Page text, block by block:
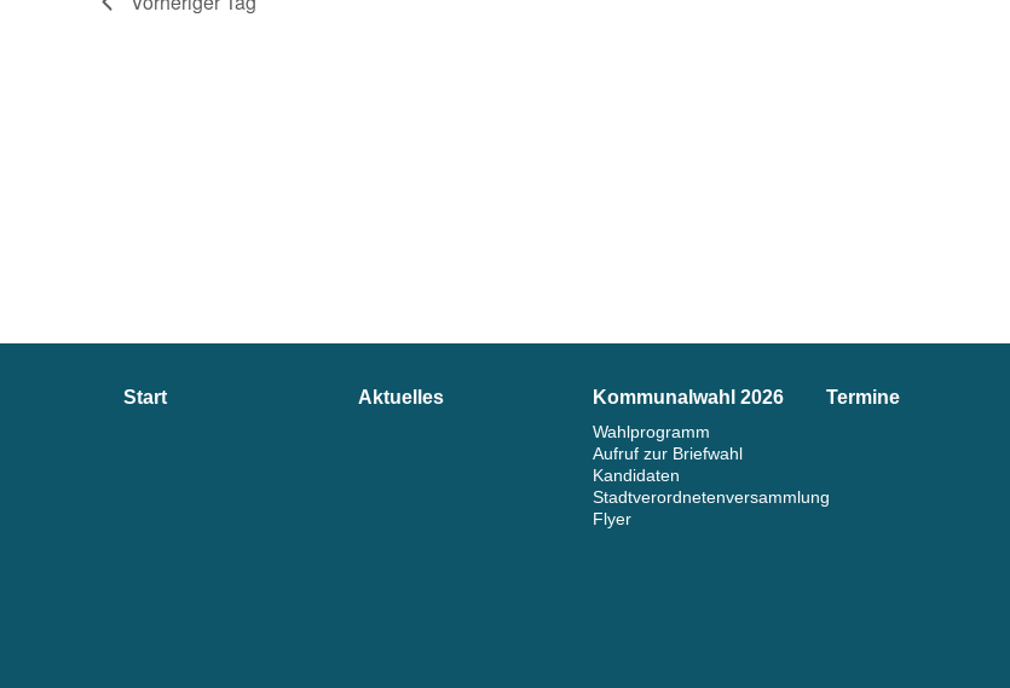
Seitenübersicht
Start Aktuelles Kommunalwahl 2026
Wahlprogramm
Aufruf zur Briefwahl
Kandidaten
Stadtverordnetenversammlung
Flyer
Termine